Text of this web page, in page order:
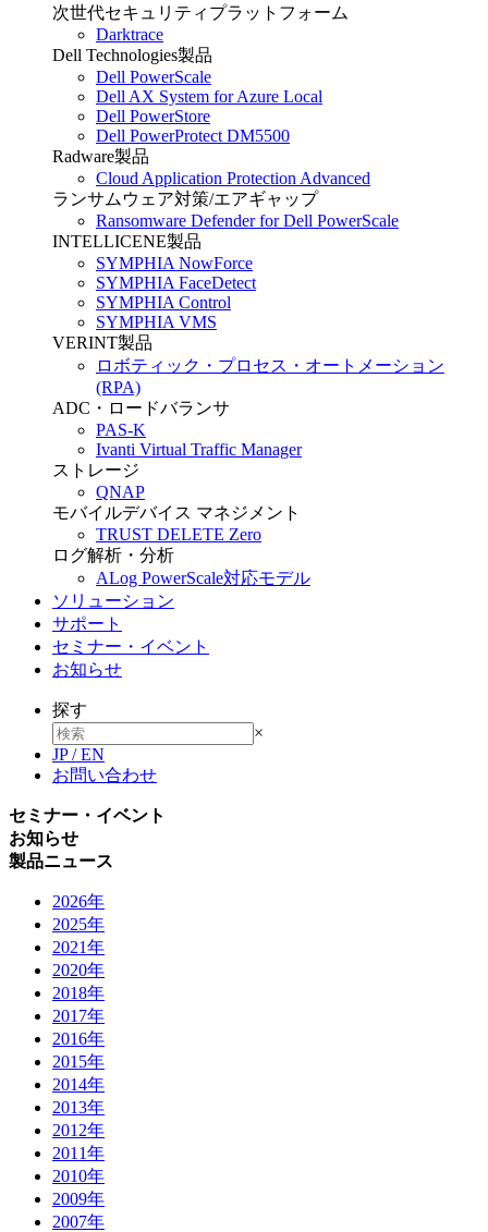
次世代セキュリティプラットフォーム
Darktrace
Dell Technologies製品
Dell PowerScale
Dell AX System for Azure Local
Dell PowerStore
Dell PowerProtect DM5500
Radware製品
Cloud Application Protection Advanced
ランサムウェア対策/エアギャップ
Ransomware Defender for Dell PowerScale
INTELLICENE製品
SYMPHIA NowForce
SYMPHIA FaceDetect
SYMPHIA Control
SYMPHIA VMS
VERINT製品
ロボティック・プロセス・オートメーション
(RPA)
ADC・ロードバランサ
PAS-K
Ivanti Virtual Traffic Manager
ストレージ
QNAP
モバイルデバイス マネジメント
TRUST DELETE Zero
ログ解析・分析
ALog PowerScale対応モデル
ソリューション
サポート
セミナー・イベント
お知らせ
探す
×
JP/EN
お問い合わせ
セミナー・イベント
お知らせ
製品ニュース
2026年
2025年
2021年
2020年
2018年
2017年
2016年
2015年
2014年
2013年
2012年
2011年
2010年
2009年
2007年